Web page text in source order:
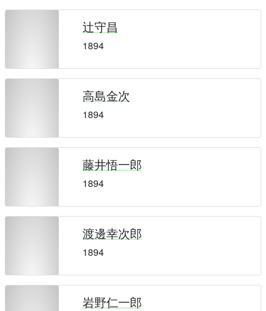
辻守昌
1894
高島金次
1894
藤井悟一郎
1894
渡邊幸次郎
1894
岩野仁一郎